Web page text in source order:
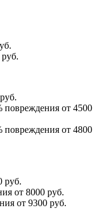
повреждения от 4500
повреждения от 4800
руб.
от 8000 руб.
от 9300 руб.